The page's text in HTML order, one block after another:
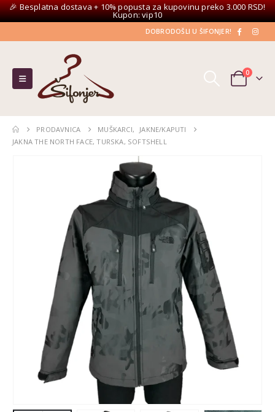
🎉 Besplatna dostava + 10% popusta za kupovinu preko 3.000 RSD!
Kupon: vip10
DOBRODOŠLI U ŠIFONJER!
0
PRODAVNICA MUŠKARCI,
JAKNE/KAPUTI
JAKNA THE NORTH FACE, TURSKA, SOFTSHELL